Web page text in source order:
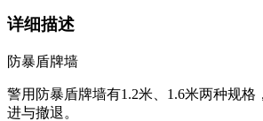
详细描述
防暴盾牌墙
警用防暴盾牌墙有1.2米、1.6米两种规
进与撤退。